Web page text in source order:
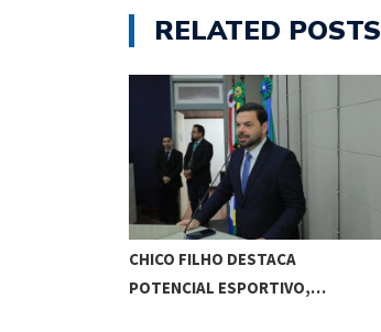
RELATED POSTS
CHICO FILHO DESTACA
POTENCIAL ESPORTIVO,…